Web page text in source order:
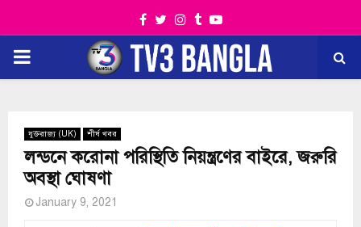
Facebook
TwitterInstagram
TumblrYoutube
PRIMARY
যুক্তরাজ্য (UK) শীর্ষ খবর
লন্ডনে করোনা পরিস্থিতি নিয়ন্ত্রণের বাইরে, জরুরি
অবস্থা ঘোষণা
January 9, 2021